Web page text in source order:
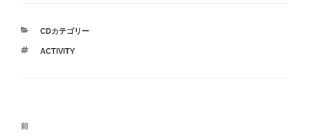
カ
ゴ
CDカテゴリー
タ
ACTIVITY
投
前
前